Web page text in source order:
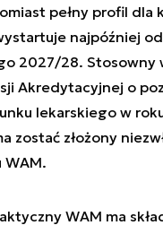
pełny profil dla
najpóźniej
2027/28. Stosowny
Akredytacyjnej o
lekarskiego w
zostać złożony
WAM.
WAM ma